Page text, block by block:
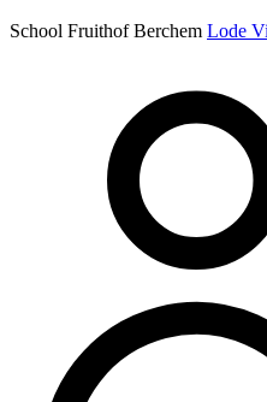
School Fruithof Berchem Lode